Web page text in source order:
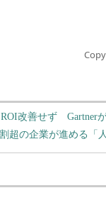
改善せず Gartner
の企業が進める「人